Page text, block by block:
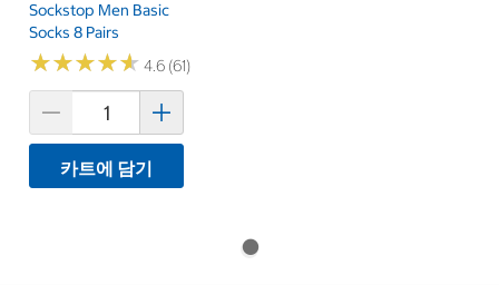
Sockstop Men Basic
Socks 8 Pairs
★★★★★
★★★★★ 4.6 (61)
카트에 담기